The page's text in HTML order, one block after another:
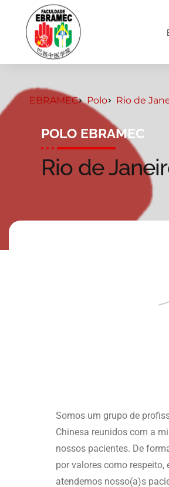
EBRAMEC Polo Rio de
POLO EBRAMEC
Rio de
Somos um grupo de
Chinesa reunidos com a
nossos pacientes. De
por valores como
atendemos nosso(a)s